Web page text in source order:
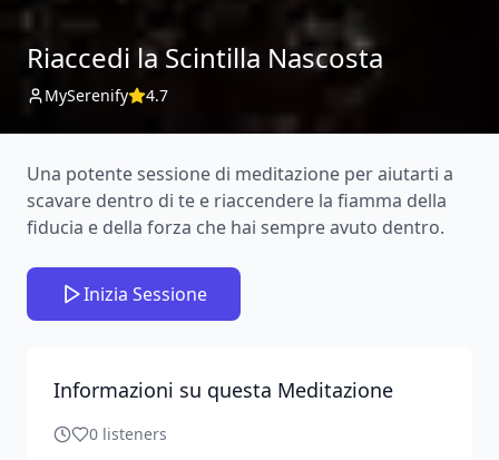
Riaccedi la Scintilla Nascosta
MySerenify 4.7
Una potente sessione di meditazione per aiutarti a
scavare dentro di te e riaccendere la fiamma della
fiducia e della forza che hai sempre avuto dentro.
Inizia Sessione
Informazioni su questa Meditazione
0 listeners